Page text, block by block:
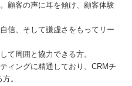
顧客の声に耳を傾け、顧客体験
信、そして謙虚さをもってリー
て周囲と協力できる方。
ィングに精通しており、CRMチ
。